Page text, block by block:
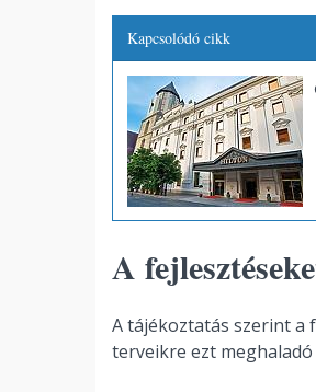
Kapcsolódó cikk
A
A tájékoztatás szerint
terveikre ezt